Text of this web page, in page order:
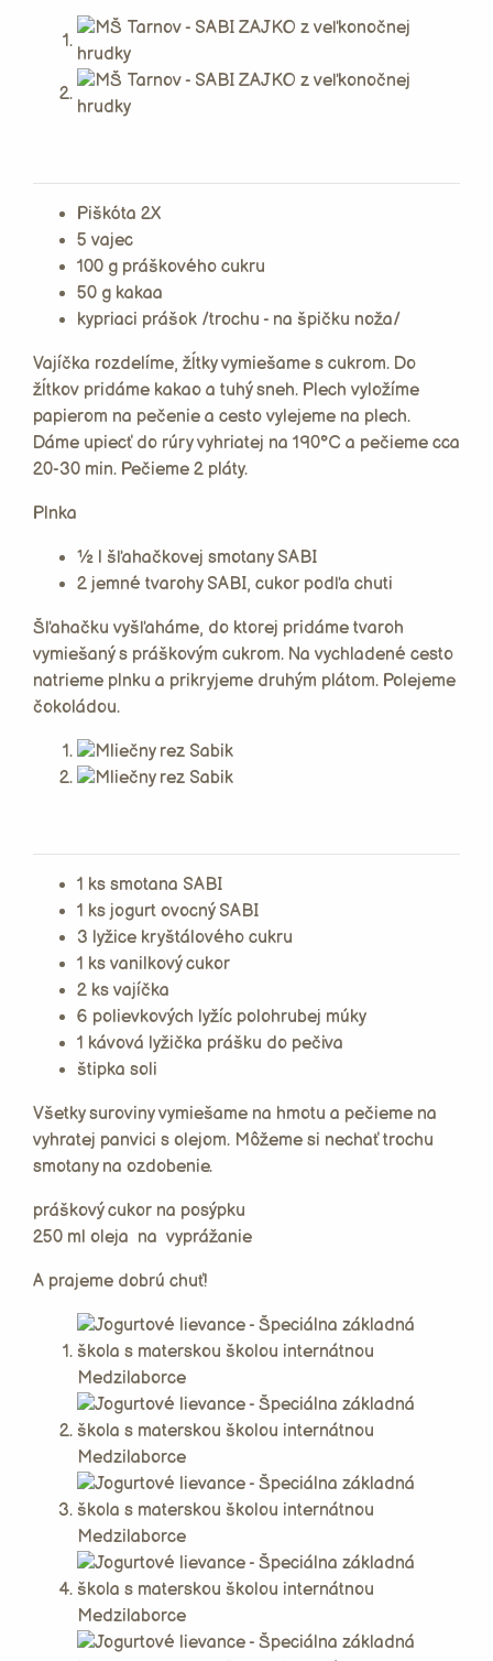
Piškóta 2X
5 vajec
100 g práškového cukru
50 g kakaa
kypriaci prášok /trochu - na špičku noža/
Vajíčka rozdelíme, žĺtky vymiešame s cukrom. Do
žĺtkov pridáme kakao a tuhý sneh. Plech vyložíme
papierom na pečenie a cesto vylejeme na plech.
Dáme upiecť do rúry vyhriatej na 190°C a pečieme cca
20-30 min. Pečieme 2 pláty.
Plnka
½ l šľahačkovej smotany SABI
2 jemné tvarohy SABI, cukor podľa chuti
Šľahačku vyšľaháme, do ktorej pridáme tvaroh
vymiešaný s práškovým cukrom. Na vychladené cesto
natrieme plnku a prikryjeme druhým plátom. Polejeme
čokoládou.
1 ks smotana SABI
1 ks jogurt ovocný SABI
3 lyžice kryštálového cukru
1 ks vanilkový cukor
2 ks vajíčka
6 polievkových lyžíc polohrubej múky
1 kávová lyžička prášku do pečiva
štipka soli
Všetky suroviny vymiešame na hmotu a pečieme na
vyhratej panvici s olejom. Môžeme si nechať trochu
smotany na ozdobenie.
práškový cukor na posýpku
250 ml oleja na vyprážanie
A prajeme dobrú chuť!